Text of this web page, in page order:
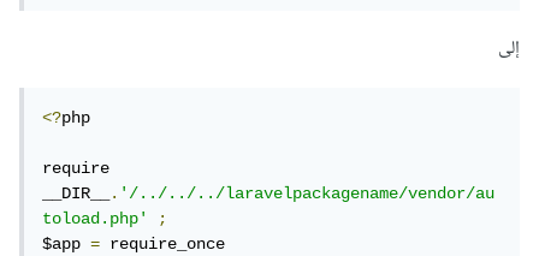
إلى
<?php
require
__DIR__.'/../../../laravelpackagename/vendor/au
toload.php'
;
$app = require_once